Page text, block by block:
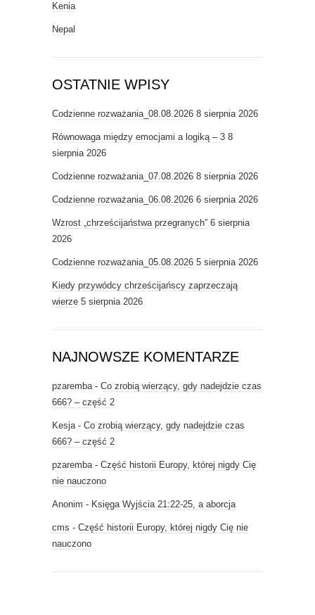
Kenia
Nepal
OSTATNIE WPISY
Codzienne rozważania_08.08.2026 8 sierpnia 2026
Równowaga między emocjami a logiką – 3 8
sierpnia 2026
Codzienne rozważania_07.08.2026 8 sierpnia 2026
Codzienne rozważania_06.08.2026 6 sierpnia 2026
Wzrost „chrześcijaństwa przegranych” 6 sierpnia
2026
Codzienne rozważania_05.08.2026 5 sierpnia 2026
Kiedy przywódcy chrześcijańscy zaprzeczają
wierze 5 sierpnia 2026
NAJNOWSZE KOMENTARZE
pzaremba- Co zrobią wierzący, gdy nadejdzie czas
666? – część 2
Kesja- Co zrobią wierzący, gdy nadejdzie czas
666? – część 2
pzaremba- Część historii Europy, której nigdy Cię
nie nauczono
Anonim - Księga Wyjścia 21:22-25, a aborcja
cms - Część historii Europy, której nigdy Cię nie
nauczono